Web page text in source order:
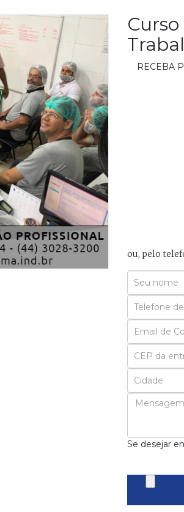
RECEBA
ou, pelo
Seu
Nome
Seu
Email
Se desejar